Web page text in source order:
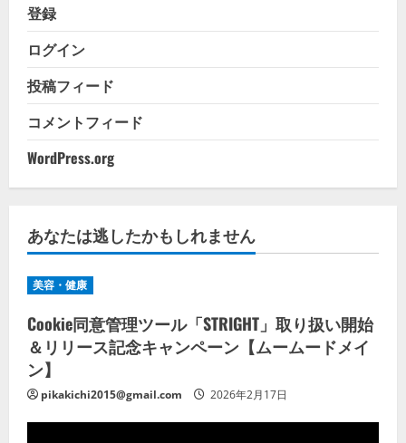
登録
ログイン
投稿フィード
コメントフィード
WordPress.org
あなたは逃したかもしれません
美容・健康
Cookie同意管理ツール「STRIGHT」取り扱い開始
＆リリース記念キャンペーン【ムームードメイ
ン】
pikakichi2015@gmail.com 2026年2月17日